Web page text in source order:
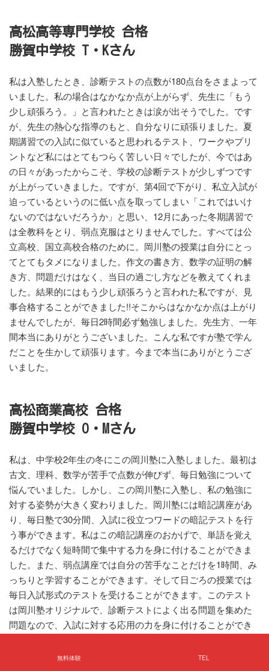
高松高等専門学校 合格
勝賀中学校 T・Kさん
私は入塾したとき、診断テストの点数が180点台をさまよって
いました。私の場合はなかなか点が上がらず、先生に「もう
少し頑張ろう。」と言われたときは涙が出そうでした。です
が、先生の熱心な指導のもと、自分なりに頑張りました。夏
期講習での入試に似ていると思われるテスト、ワークやプリ
ントなど私にはとてもつらく苦しい日々でしたが、今ではあ
の日々があったからこそ、学校の診断テストが少しずつです
が上がっていきました。ですが、第4回で下がり、私立入試が
迫っているというのに低い点を取ってしまい「これではいけ
ないのではないだろうか」と思い、12月にあった冬期講習で
は全教科をとり、弱点克服はとりませんでした。すべては公
立高校、国立高校合格のために。岡川塾の授業は自分にとっ
てとてもタメになりました。作文の書き方、数学の証明の解
き方、問題だけはなく、当日の過ごし方などを教えてくれま
した。結果的にはもう少し頑張ろうと言われた私ですが、見
事合格することができました!!そこからはなかなか点は上がり
ませんでしたが、毎日2時間必ず勉強しました。先生方、一年
間本当にありがとうございました。こんな私ですが塾で学ん
だことを生かして頑張ります。今まで本当にありがとうござ
いました。
高松商業高校 合格
勝賀中学校 O・Mさん
私は、中学校2年生の冬にこの岡川塾に入塾しました。最初は
古文、理科、数学が苦手で点数が伸びず、毎日勉強について
悩んでいました。しかし、この岡川塾に入塾し、私の勉強に
対する姿勢が大きく変わりました。岡川塾には暗記講座があ
り、毎日塾で30分間、入試に役立つワードの暗記テストを行
う事ができます。私はこの暗記講座のおかげで、単語を覚え
るだけでなく短時間で集中する力を身に付けることができま
した。また、弱点講座では自分の苦手なことだけを1時間、み
っちりと学習することができます。そして日ごろの授業では
毎日入試形式のテストを受けることができます。このテスト
は岡川塾オリジナルで、診断テストによく出る問題を集めた
問題なので、入試に対する応用の力を身に付けることができ
入試本番では満点を取ることができました。岡川塾は先生と
無料体験 TEL